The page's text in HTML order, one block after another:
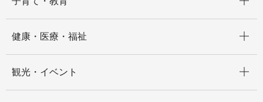
健康・医療・福祉
観光・イベント